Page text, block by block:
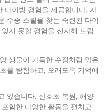
다이빙 경험을 제공합니다. 자
수중 스릴을 찾는 숙련된 다이
지 못할 경험을 선사해 드립
생물이 가득한 수정처럼 맑은
를 탐험하고, 오래도록 기억에
있습니다. 산호초 복원, 해양
함한 다양한 활동을 펼치고